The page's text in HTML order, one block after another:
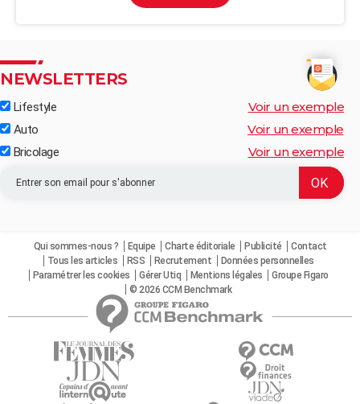
NEWSLETTERS
Lifestyle Voir un exemple
Auto Voir un exemple
Bricolage Voir un exemple
Qui sommes-nous ? Equipe Charte éditoriale Publicité
Contact
Tous les articles
RSS Recrutement
Données personnelles
Paramétrer les cookies
Gérer Utiq Mentions légales
Groupe Figaro
© 2026 CCM Benchmark